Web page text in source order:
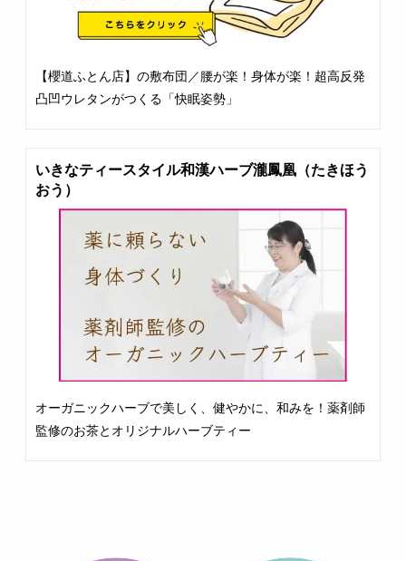
【櫻道ふとん店】の敷布団／腰が楽！身体が楽！超高反発
凸凹ウレタンがつくる「快眠姿勢」
いきなティースタイル和漢ハーブ瀧鳳凰（たきほう
おう）
オーガニックハーブで美しく、健やかに、和みを！薬剤師
監修のお茶とオリジナルハーブティー